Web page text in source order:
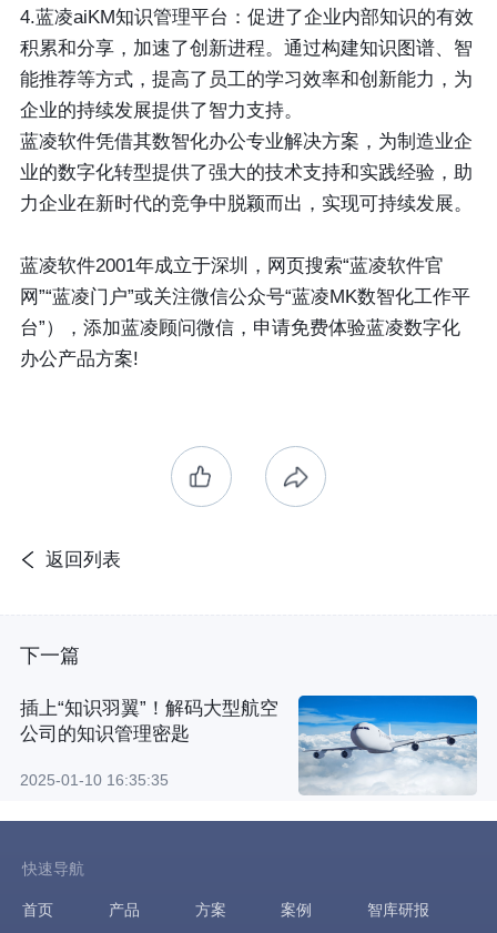
4.蓝凌aiKM知识管理平台：促进了企业内部知识的有效
积累和分享，加速了创新进程。通过构建知识图谱、智
能推荐等方式，提高了员工的学习效率和创新能力，为
企业的持续发展提供了智力支持。
蓝凌软件凭借其数智化办公专业解决方案，为制造业企
业的数字化转型提供了强大的技术支持和实践经验，助
力企业在新时代的竞争中脱颖而出，实现可持续发展。
蓝凌软件2001年成立于深圳，网页搜索“蓝凌软件官
网”“蓝凌门户”或关注微信公众号“蓝凌MK数智化工作平
台”），添加蓝凌顾问微信，申请免费体验蓝凌数字化
办公产品方案!
返回列表
下一篇
插上“知识羽翼”！解码大型航空
公司的知识管理密匙
2025-01-10 16:35:35
快速导航
首页 产品 方案 案例 智库研报